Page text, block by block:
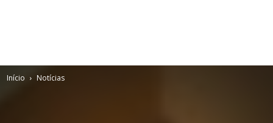
Início Notícias